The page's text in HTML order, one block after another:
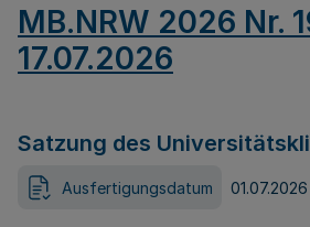
MB.NRW 2026 Nr.
17.07.2026
Satzung des
Ausfertigungsdatum 01.07.2026